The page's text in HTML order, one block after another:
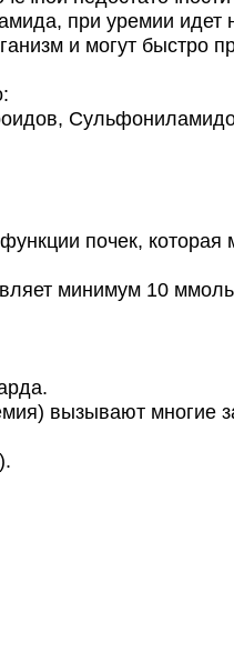
при уремии идет
и могут быстро
почек, которая
минимум 10
вызывают многие